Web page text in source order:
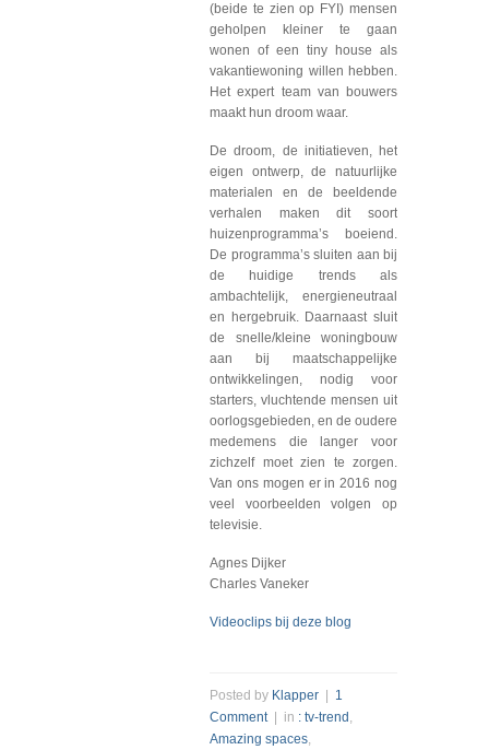
(beide te zien op FYI) mensen
geholpen kleiner te gaan
wonen of een tiny house als
vakantiewoning willen hebben.
Het expert team van bouwers
maakt hun droom waar.
De droom, de initiatieven, het
eigen ontwerp, de natuurlijke
materialen en de beeldende
verhalen maken dit soort
huizenprogramma’s boeiend.
De programma’s sluiten aan bij
de huidige trends als
ambachtelijk, energieneutraal
en hergebruik. Daarnaast sluit
de snelle/kleine woningbouw
aan bij maatschappelijke
ontwikkelingen, nodig voor
starters, vluchtende mensen uit
oorlogsgebieden, en de oudere
medemens die langer voor
zichzelf moet zien te zorgen.
Van ons mogen er in 2016 nog
veel voorbeelden volgen op
televisie.
Agnes Dijker
Charles Vaneker
Videoclips bij deze blog
Posted by Klapper
1
Comment| in : tv-trend ,
Amazing spaces,